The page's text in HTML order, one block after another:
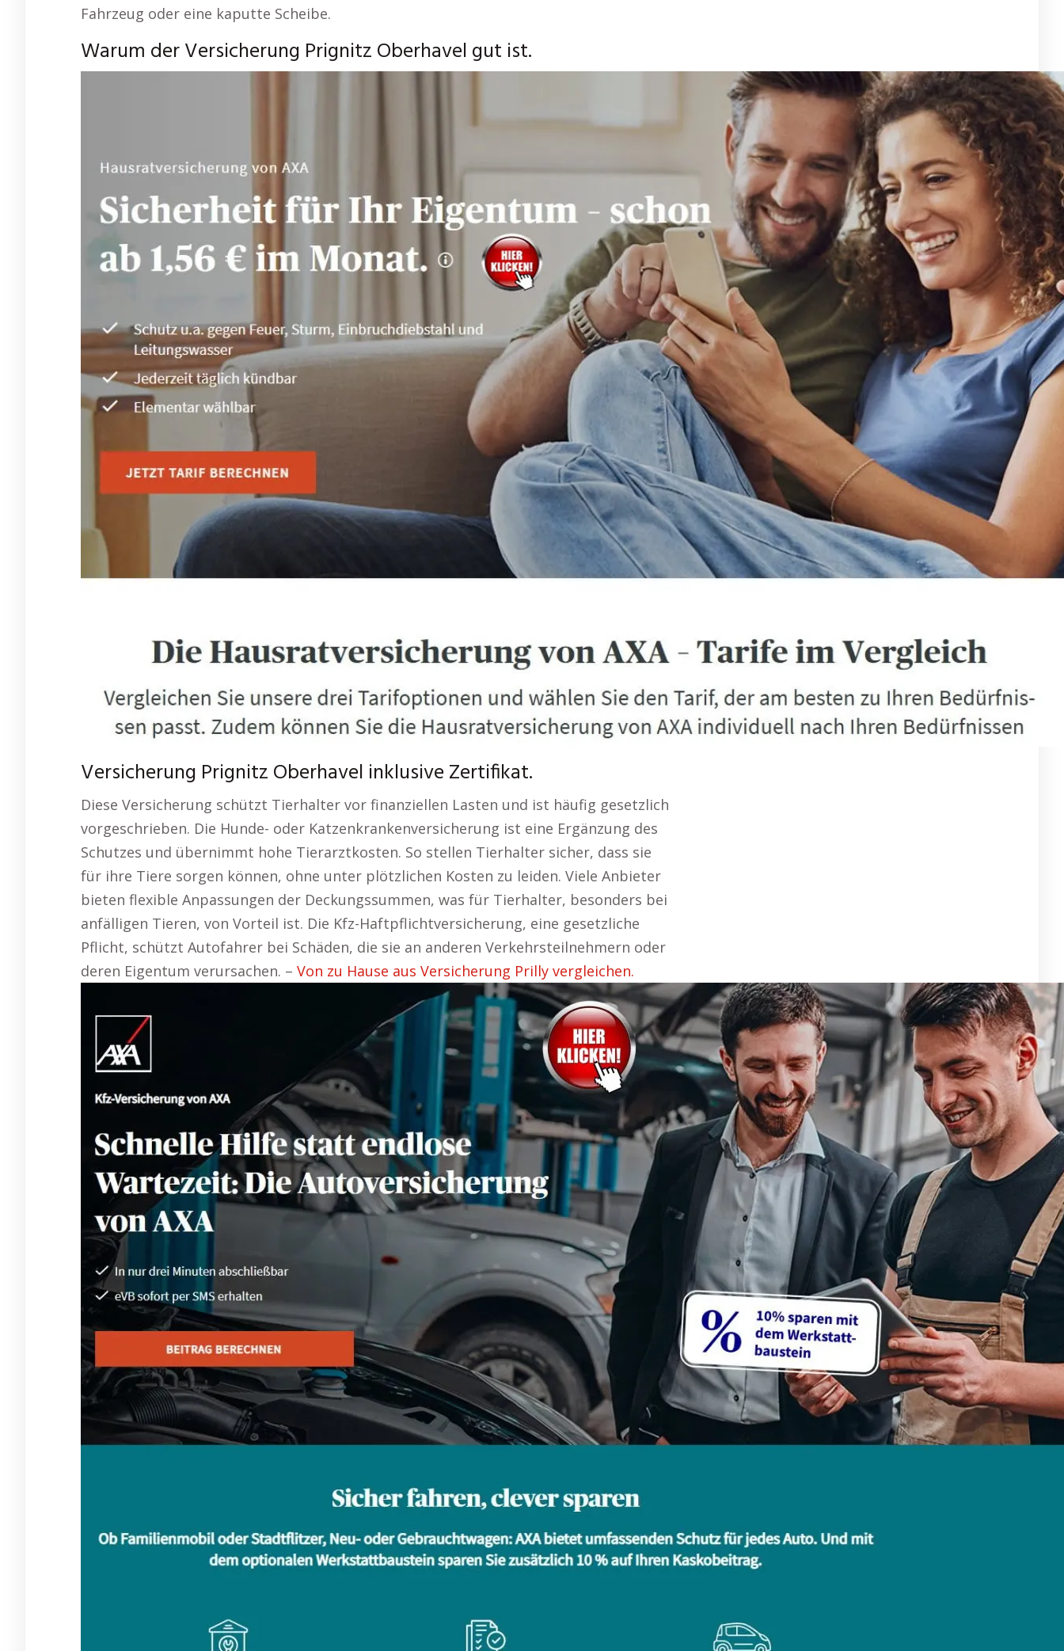
Fahrzeug oder eine kaputte Scheibe.
Warum der Versicherung Prignitz Oberhavel gut ist.
Versicherung Prignitz Oberhavel inklusive Zertifikat.
Diese Versicherung schützt Tierhalter vor finanziellen Lasten und ist häufig gesetzlich
vorgeschrieben. Die Hunde- oder Katzenkrankenversicherung ist eine Ergänzung des
Schutzes und übernimmt hohe Tierarztkosten. So stellen Tierhalter sicher, dass sie
für ihre Tiere sorgen können, ohne unter plötzlichen Kosten zu leiden. Viele Anbieter
bieten flexible Anpassungen der Deckungssummen, was für Tierhalter, besonders bei
anfälligen Tieren, von Vorteil ist. Die Kfz-Haftpflichtversicherung, eine gesetzliche
Pflicht, schützt Autofahrer bei Schäden, die sie an anderen Verkehrsteilnehmern oder
deren Eigentum verursachen. – Von zu Hause aus Versicherung Prilly vergleichen.